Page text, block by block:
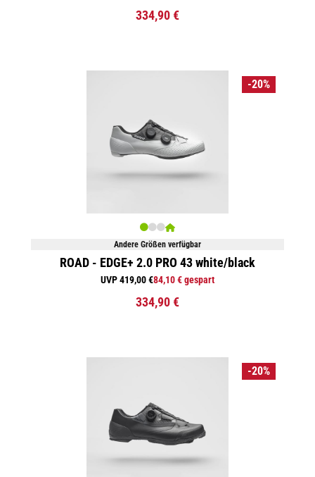
334,90 €
-20%
Andere Größen verfügbar
ROAD - EDGE+ 2.0 PRO 43 white/black
UVP 419,00 €84,10 € gespart
334,90 €
-20%